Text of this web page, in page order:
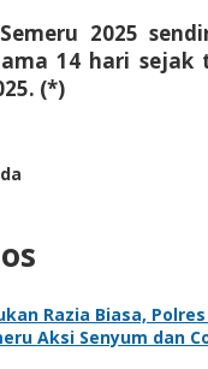
2025
14 hari sejak
(*)
Razia Biasa,
Aksi Senyum dan